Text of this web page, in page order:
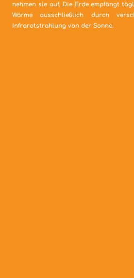
nehmen sie auf. Die Erde empfängt
Wärme ausschließlich durch
Infrarotstrahlung von der Sonne.